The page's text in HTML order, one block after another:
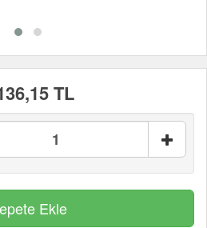
TL